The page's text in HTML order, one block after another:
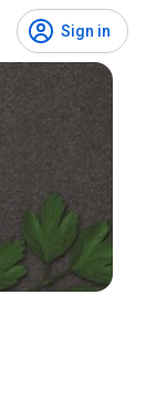
Sign in